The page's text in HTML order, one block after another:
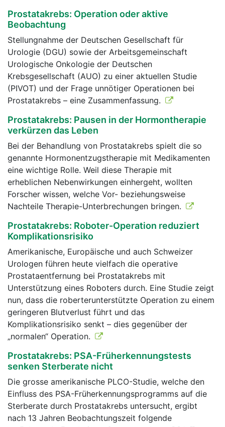
Prostatakrebs: Operation oder aktive
Beobachtung
Stellungnahme der Deutschen Gesellschaft für
Urologie (DGU) sowie der Arbeitsgemeinschaft
Urologische Onkologie der Deutschen
Krebsgesellschaft (AUO) zu einer aktuellen Studie
(PIVOT) und der Frage unnötiger Operationen bei
Prostatakrebs – eine Zusammenfassung.
Prostatakrebs: Pausen in der Hormontherapie
verkürzen das Leben
Bei der Behandlung von Prostatakrebs spielt die so
genannte Hormonentzugstherapie mit Medikamenten
eine wichtige Rolle. Weil diese Therapie mit
erheblichen Nebenwirkungen einhergeht, wollten
Forscher wissen, welche Vor- beziehungsweise
Nachteile Therapie-Unterbrechungen bringen.
Prostatakrebs: Roboter-Operation reduziert
Komplikationsrisiko
Amerikanische, Europäische und auch Schweizer
Urologen führen heute vielfach die operative
Prostataentfernung bei Prostatakrebs mit
Unterstützung eines Roboters durch. Eine Studie zeigt
nun, dass die roberterunterstützte Operation zu einem
geringeren Blutverlust führt und das
Komplikationsrisiko senkt – dies gegenüber der
„normalen“ Operation.
Prostatakrebs: PSA-Früherkennungstests
senken Sterberate nicht
Die grosse amerikanische PLCO-Studie, welche den
Einfluss des PSA-Früherkennungsprogramms auf die
Sterberate durch Prostatakrebs untersucht, ergibt
nach 13 Jahren Beobachtungszeit folgende